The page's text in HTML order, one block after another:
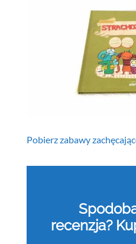
Pobierz zabawy
recenzja?